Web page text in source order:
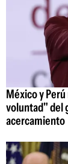
México y
voluntad" del
acercamiento